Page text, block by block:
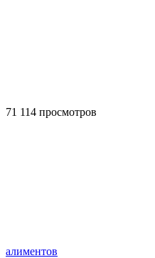
71 114 просмотров
алиментов